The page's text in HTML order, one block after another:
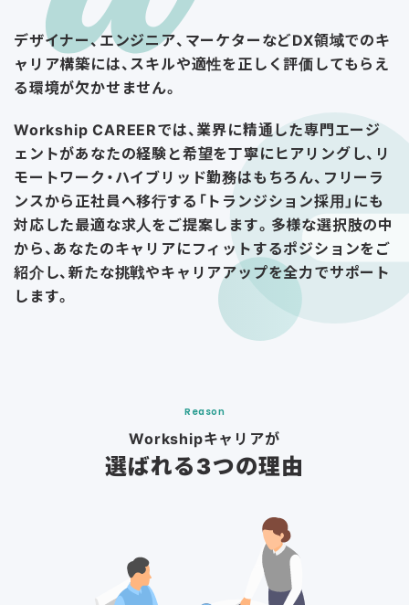
デザイナー、エンジニア、マーケターなどDX領域でのキ
ャリア構築には、スキルや適性を正しく評価してもらえ
る環境が欠かせません。
Workship CAREERでは、業界に精通した専門エージ
ェントがあなたの経験と希望を丁寧にヒアリングし、リ
モートワーク・ハイブリッド勤務はもちろん、フリーラ
ンスから正社員へ移行する「トランジション採用」にも
対応した最適な求人をご提案します。多様な選択肢の中
から、あなたのキャリアにフィットするポジションをご
紹介し、新たな挑戦やキャリアアップを全力でサポート
します。
Reason
Workshipキャリアが
選ばれる3つの理由